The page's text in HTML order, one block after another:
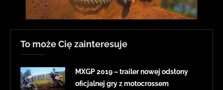
To może Cię zainteresuje
MXGP 2019 – trailer nowej odsłony
oficjalnej gry z motocrossem